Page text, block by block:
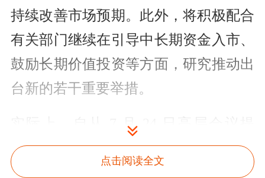
持续改善市场预期。此外，将积极配合
有关部门继续在引导中长期资金入市、
鼓励长期价值投资等方面，研究推动出
台新的若干重要举措。
实际上，自从 7 月 24 日高层会议提
出“要活跃资本市场，提振投资者信
心”以来，管理层已经推出了一系列政
点击阅读全文